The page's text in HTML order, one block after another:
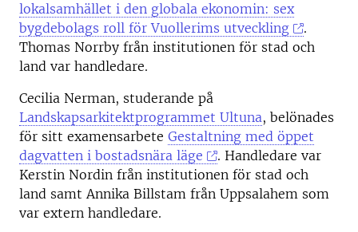
lokalsamhället i den globala ekonomin: sex
bygdebolags roll för Vuollerims utveckling
.
Thomas Norrby från institutionen för stad och
land var handledare.
Cecilia Nerman, studerande på
Landskapsarkitektprogrammet Ultuna, belönades
för sitt examensarbete Gestaltning med öppet
dagvatten i bostadsnära läge
. Handledare var
Kerstin Nordin från institutionen för stad och
land samt Annika Billstam från Uppsalahem som
var extern handledare.